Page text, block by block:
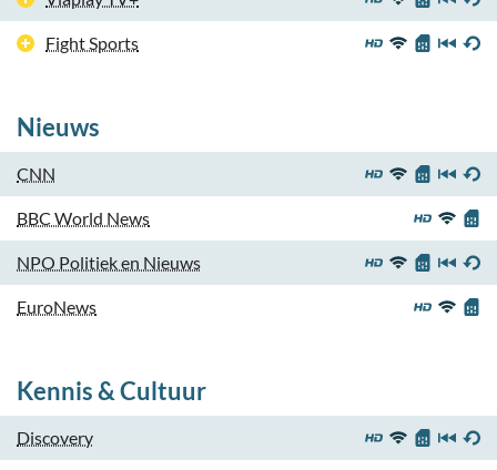
Fight Sports
Nieuws
CNN
BBC World News
NPO Politiek en Nieuws
EuroNews
Kennis & Cultuur
Discovery